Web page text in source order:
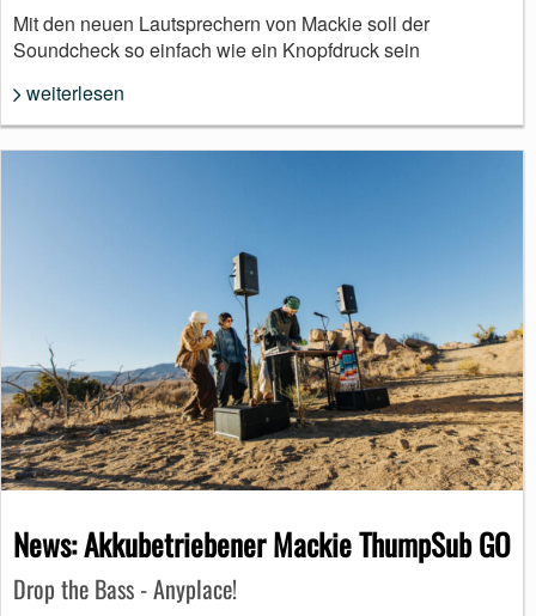
Mit den neuen Lautsprechern von Mackie soll der
Soundcheck so einfach wie ein Knopfdruck sein
weiterlesen
News: Akkubetriebener Mackie ThumpSub GO
Drop the Bass - Anyplace!